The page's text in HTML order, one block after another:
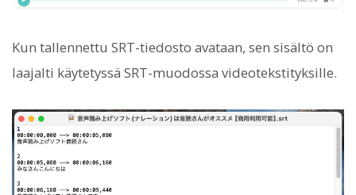
Kun tallennettu SRT-tiedosto avataan, sen sisältö on
laajalti käytetyssä SRT-muodossa videotekstityksille.